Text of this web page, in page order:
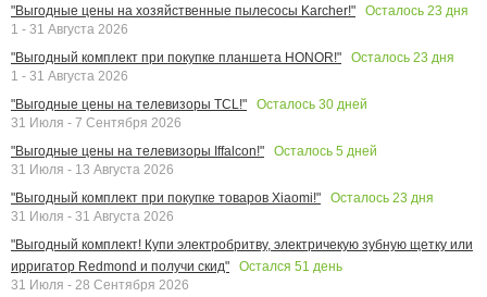
"Выгодные цены на хозяйственные пылесосы Karcher!"
Осталось 23 дня
1 - 31 Августа 2026
"Выгодный комплект при покупке планшета HONOR!"
Осталось 23 дня
1 - 31 Августа 2026
"Выгодные цены на телевизоры TCL!"
Осталось 30 дней
31 Июля - 7 Сентября 2026
"Выгодные цены на телевизоры Iffalcon!"
Осталось 5 дней
31 Июля - 13 Августа 2026
"Выгодный комплект при покупке товаров Xiaomi!"
Осталось 23 дня
31 Июля - 31 Августа 2026
"Выгодный комплект! Купи электробритву, электричекую зубную щетку или
ирригатор Redmond и получи скид"
Остался 51 день
31 Июля - 28 Сентября 2026